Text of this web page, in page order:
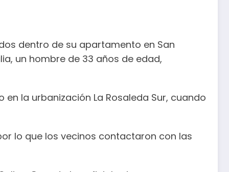
dentro de su apartamento en San
un hombre de 33 años de edad,
la urbanización La Rosaleda Sur, cuando
lo que los vecinos contactaron con las